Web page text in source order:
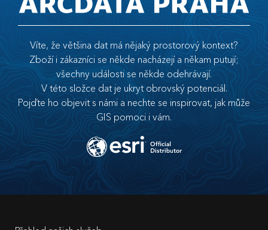
Víte, že většina dat má nějaký prostorový kontext?
Zboží i zákazníci se někde nacházejí a někam putují;
všechny události se někde odehrávají.
V této složce dat je ukryt obrovský potenciál.
Pojďte ho objevit s námi a nechte se inspirovat, jak může
GIS pomoci i vám.